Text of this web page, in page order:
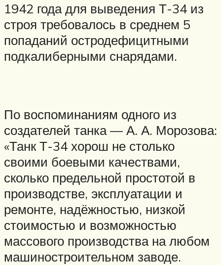
1942 года для выведения Т-34 из
строя требовалось в среднем 5
попаданий остродефицитными
подкалиберными снарядами.
По воспоминаниям одного из
создателей танка — А. А. Морозова:
«Танк Т-34 хорош не столько
своими боевыми качествами,
сколько предельной простотой в
производстве, эксплуатации и
ремонте, надёжностью, низкой
стоимостью и возможностью
массового производства на любом
машиностроительном заводе.